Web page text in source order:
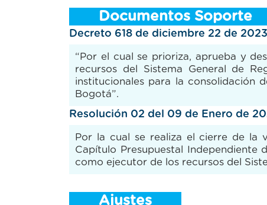
Documentos Soporte
Decreto 618 de diciembre 22 de 2023
“Por el cual se prioriza, aprueba y
recursos del Sistema General de
institucionales para la consolidación
Bogotá”.
Resolución 02 del 09 de Enero de
Por la cual se realiza el cierre de la
Capítulo Presupuestal
como ejecutor de los recursos del
Ajustes